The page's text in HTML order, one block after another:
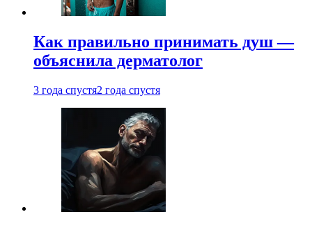
Как правильно принимать душ —
объяснила дерматолог
3 года спустя2 года спустя